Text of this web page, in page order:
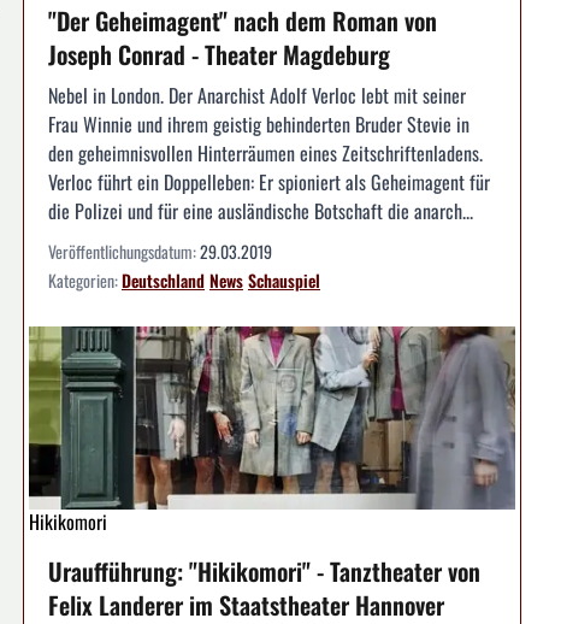
"Der Geheimagent" nach dem Roman von
Joseph Conrad - Theater Magdeburg
Nebel in London. Der Anarchist Adolf Verloc lebt mit seiner
Frau Winnie und ihrem geistig behinderten Bruder Stevie in
den geheimnisvollen Hinterräumen eines Zeitschriftenladens.
Verloc führt ein Doppelleben: Er spioniert als Geheimagent für
die Polizei und für eine ausländische Botschaft die anarch...
Veröffentlichungsdatum:29.03.2019
Kategorien:DeutschlandNewsSchauspiel
Hikikomori
Uraufführung: "Hikikomori" - Tanztheater von
Felix Landerer im Staatstheater Hannover